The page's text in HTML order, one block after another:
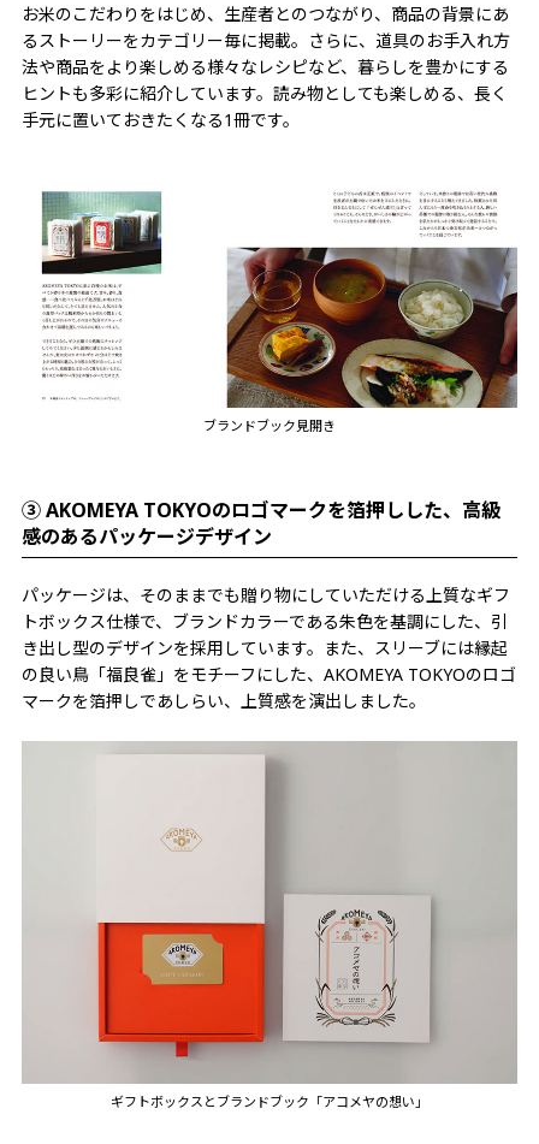
お米のこだわりをはじめ、生産者とのつながり、商品の背景にあ
るストーリーをカテゴリー毎に掲載。さらに、道具のお手入れ方
法や商品をより楽しめる様々なレシピなど、暮らしを豊かにする
ヒントも多彩に紹介しています。読み物としても楽しめる、長く
手元に置いておきたくなる1冊です。
ブランドブック見開き
③ AKOMEYA TOKYOのロゴマークを箔押しした、高級
感のあるパッケージデザイン
パッケージは、そのままでも贈り物にしていただける上質なギフ
トボックス仕様で、ブランドカラーである朱色を基調にした、引
き出し型のデザインを採用しています。また、スリーブには縁起
の良い鳥「福良雀」をモチーフにした、AKOMEYA TOKYOのロゴ
マークを箔押しであしらい、上質感を演出しました。
ギフトボックスとブランドブック「アコメヤの想い」